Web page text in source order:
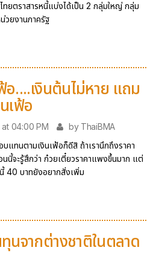
ทยตราสารหนี้แบ่งได้เป็น 2 กลุ่มใหญ่ กลุ่ม
วยงานภาครัฐ
....เงินต้นไม่หาย แถม
เฟ้อ
at 04:00 PM
by ThaiBMA
ทนตามเงินเฟ้อก็ดีสิ ถ้าเรานึกถึงราคา
นี้จะรู้สึกว่า ก๋วยเตี๋ยวราคาแพงขึ้นมาก แต่
40 บาทยังอยากสั่งเพิ่ม
นจากต่างชาติในตลาด